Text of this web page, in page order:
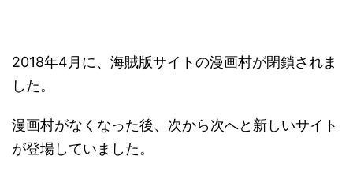
2018年4月に、海賊版サイトの漫画村が閉鎖されま
した。
漫画村がなくなった後、次から次へと新しいサイト
が登場していました。